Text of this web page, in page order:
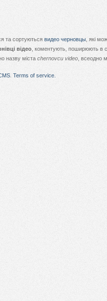
та сортуються видео черновцы , які
відео , коментують, поширюють в
назву міста chernovcu video , всеодно
Terms of service.